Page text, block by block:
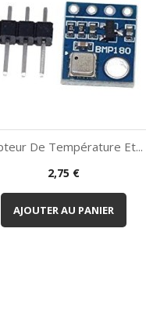
Aperçu rapide
De Température Et...
Prix
2,75 €
AJOUTER AU PANIER